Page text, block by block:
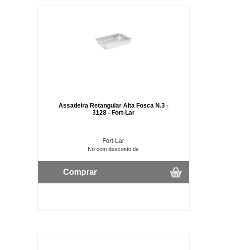
Assadeira Retangular Alta Fosca N.3 -
3128 - Fort-Lar
Fort-Lar
No com desconto de
Comprar